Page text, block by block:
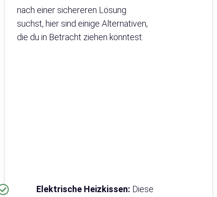
nach einer sichereren Lösung
suchst, hier sind einige Alternativen,
die du in Betracht ziehen könntest:
Elektrische Heizkissen: Diese